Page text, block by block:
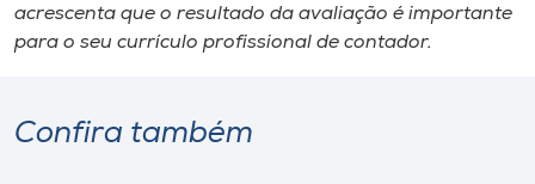
acrescenta que o resultado da avaliação é importante
para o seu currículo profissional de contador.
Confira também